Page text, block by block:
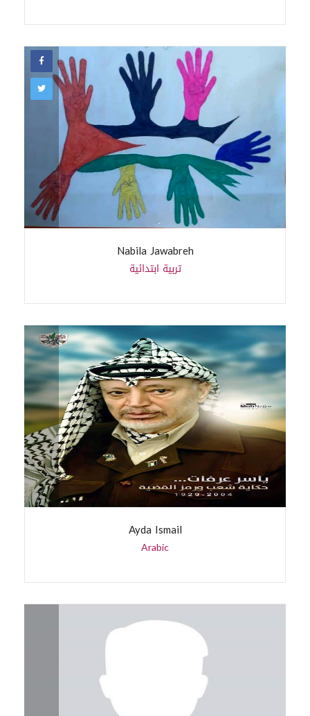
Nabila Jawabreh
تربية ابتدائية
Ayda Ismail
Arabic